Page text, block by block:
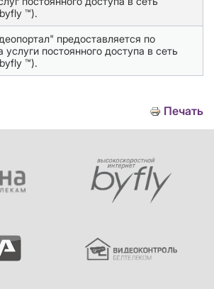
™).
предоставляется по
постоянного доступа в сеть
™).
Печать